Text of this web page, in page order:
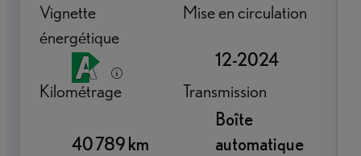
Vignette
énergétique
Mise en circulation
12-2024
Kilométrage
40 789 km
Transmission
Boîte
automatique